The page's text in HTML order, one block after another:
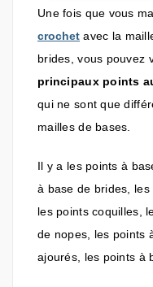
Une fois que vous
crochet avec la
brides, vous pouvez
principaux points
qui ne sont que
mailles de bases.
Il y a les points à
à base de brides,
les points coquilles,
de nopes, les points
ajourés, les points à